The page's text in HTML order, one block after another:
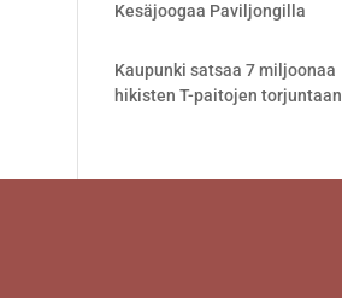
Kesäjoogaa Paviljongilla
Kaupunki satsaa 7 miljoonaa
hikisten T-paitojen torjuntaan